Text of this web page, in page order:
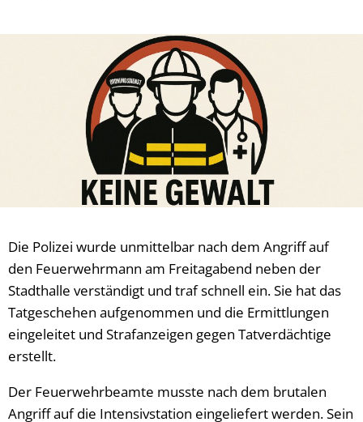
Die Polizei wurde unmittelbar nach dem Angriff auf
den Feuerwehrmann am Freitagabend neben der
Stadthalle verständigt und traf schnell ein. Sie hat das
Tatgeschehen aufgenommen und die Ermittlungen
eingeleitet und Strafanzeigen gegen Tatverdächtige
erstellt.
Der Feuerwehrbeamte musste nach dem brutalen
Angriff auf die Intensivstation eingeliefert werden. Sein